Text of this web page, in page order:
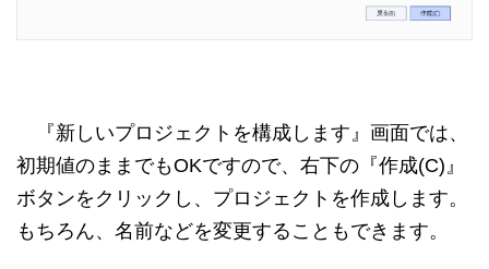
『新しいプロジェクトを構成します』画面では、
初期値のままでもOKですので、右下の『作成(C)』
ボタンをクリックし、プロジェクトを作成します。
もちろん、名前などを変更することもできます。